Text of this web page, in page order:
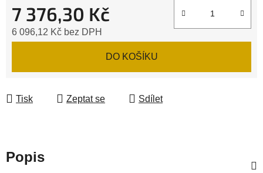
7 376,30 Kč
6 096,12 Kč bez DPH
DO KOŠÍKU
Tisk Zeptat se Sdílet
Popis